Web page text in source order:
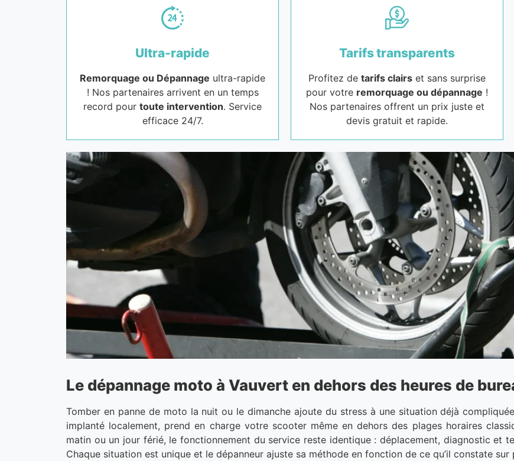
Ultra-rapide
Remorquage ou Dépannage ultra-rapide
! Nos partenaires arrivent en un temps
record pour toute intervention. Service
efficace 24/7.
Tarifs transparents
Profitez de tarifs clairs et sans surprise
pour votre remorquage ou dépannage !
Nos partenaires offrent un prix juste et
devis gratuit et rapide.
Le dépannage moto à Vauvert en dehors des heures de
Tomber en panne de moto la nuit ou le dimanche ajoute du stress à une situation déjà
implanté localement, prend en charge votre scooter même en dehors des plages horaires
matin ou un jour férié, le fonctionnement du service reste identique : déplacement, diagnostic et
Chaque situation est unique et le dépanneur ajuste sa méthode en fonction de ce qu’il constate sur